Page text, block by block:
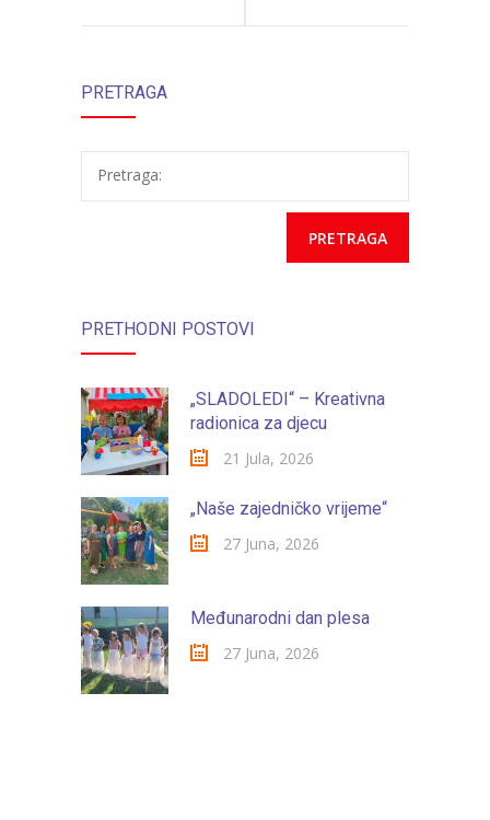
Edukacije
-- Obrasci i zahtjevi
Projekti
Mala škola sporta
Kontakt
u JU “Naše
PRETRAGA
Pretraga:
PRETHODNI POSTOVI
„SLADOLEDI“ – Kreativna
radionica za djecu
21 Jula, 2026
„Naše zajedničko vrijeme“
27 Juna, 2026
Međunarodni dan plesa
27 Juna, 2026